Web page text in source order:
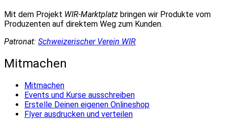
Mit dem Projekt WIR-Marktplatz bringen wir Produkte vom
Produzenten auf direktem Weg zum Kunden.
Patronat: Schweizerischer Verein WIR
Mitmachen
Mitmachen
Events und Kurse ausschreiben
Erstelle Deinen eigenen Onlineshop
Flyer ausdrucken und verteilen